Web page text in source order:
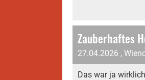
Zauberhaftes
27.04.2026 ,
Das war ja